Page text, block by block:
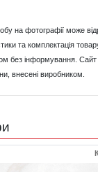
на фотографії може
та комплектація
без інформування.
внесені виробником.